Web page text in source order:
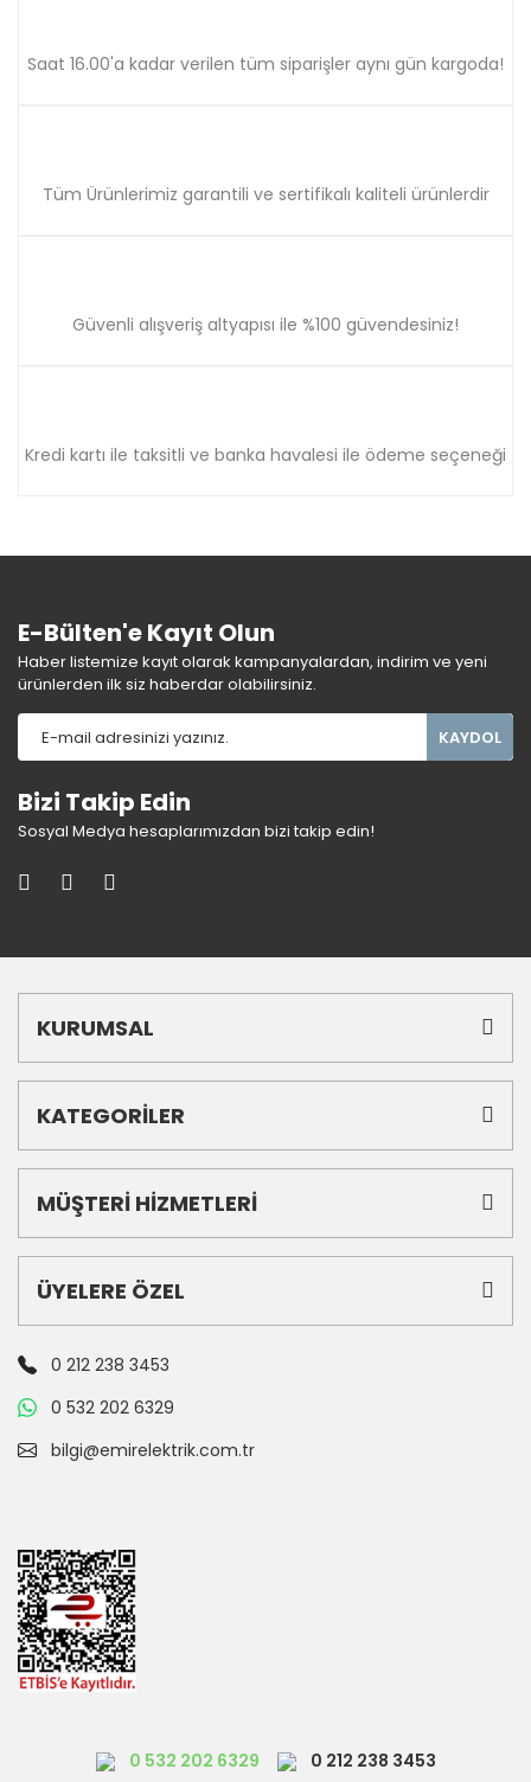
Saat 16.00'a kadar verilen tüm siparişler aynı gün kargoda!
Tüm Ürünlerimiz garantili ve sertifikalı kaliteli ürünlerdir
Güvenli alışveriş altyapısı ile %100 güvendesiniz!
Kredi kartı ile taksitli ve banka havalesi ile ödeme seçeneği
E-Bülten'e Kayıt Olun
Haber listemize kayıt olarak kampanyalardan, indirim ve yeni
ürünlerden ilk siz haberdar olabilirsiniz.
KAYDOL
Bizi Takip Edin
Sosyal Medya hesaplarımızdan bizi takip edin!
KURUMSAL
KATEGORİLER
MÜŞTERİ HİZMETLERİ
ÜYELERE ÖZEL
0 212 238 3453
0 532 202 6329
bilgi@emirelektrik.com.tr
0 532 202 6329 0 212 238 3453